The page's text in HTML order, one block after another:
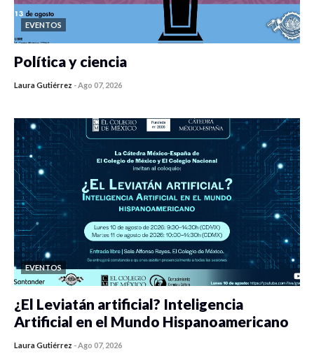
EVENTOS
Política y ciencia
Laura Gutiérrez -Ago 07, 2026
EVENTOS
¿El Leviatán artificial? Inteligencia
Artificial en el Mundo Hispanoamericano
Laura Gutiérrez -Ago 07, 2026